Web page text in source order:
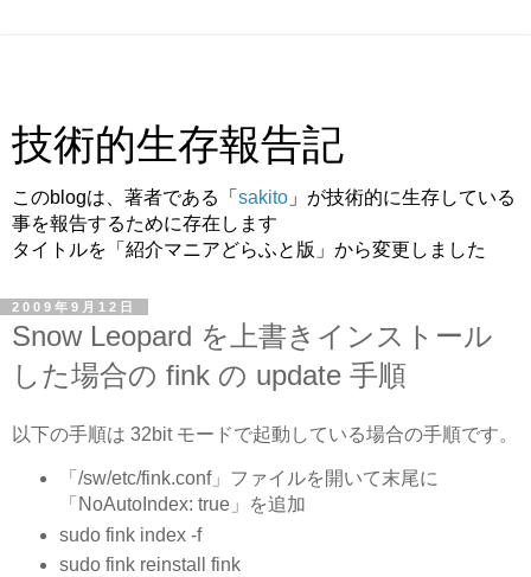
技術的生存報告記
このblogは、著者である「 sakito 」が技術的に生存している
事を報告するために存在します
タイトルを「紹介マニアどらふと版」から変更しました
2009年9月12日
Snow Leopard を上書きインストール
した場合の fink の update 手順
以下の手順は 32bit モードで起動している場合の手順です。
「/sw/etc/fink.conf」ファイルを開いて末尾に
「NoAutoIndex: true」を追加
sudo fink index -f
sudo fink reinstall fink